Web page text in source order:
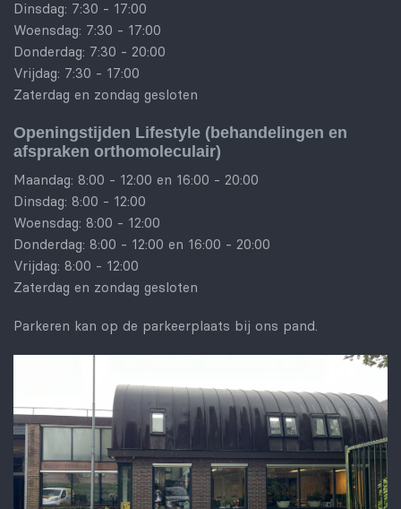
Dinsdag: 7:30 - 17:00
Woensdag: 7:30 - 17:00
Donderdag: 7:30 - 20:00
Vrijdag: 7:30 - 17:00
Zaterdag en zondag gesloten
Openingstijden Lifestyle (behandelingen en
afspraken orthomoleculair)
Maandag: 8:00 - 12:00 en 16:00 - 20:00
Dinsdag: 8:00 - 12:00
Woensdag: 8:00 - 12:00
Donderdag: 8:00 - 12:00 en 16:00 - 20:00
Vrijdag: 8:00 - 12:00
Zaterdag en zondag gesloten
Parkeren kan op de parkeerplaats bij ons pand.